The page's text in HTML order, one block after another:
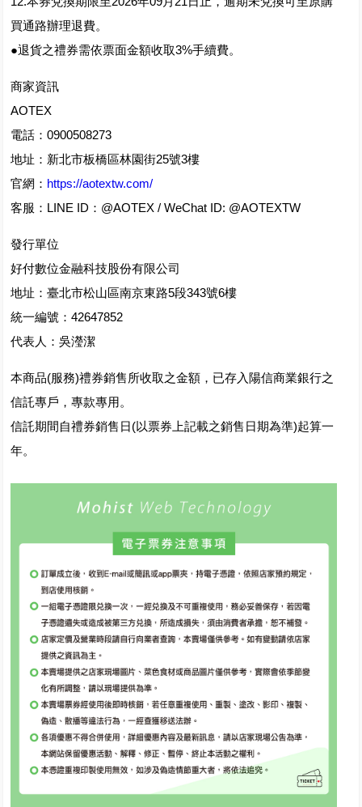
買通路辦理退費。
●退貨之禮券需依票面金額收取3%手續費。
商家資訊
AOTEX
電話：0900508273
地址：新北市板橋區林園街25號3樓
官網： https://aotextw.com/
客服：LINE ID：@AOTEX / WeChat ID: @AOTEXTW
發行單位
好付數位金融科技股份有限公司
地址：臺北市松山區南京東路5段343號6樓
統一編號：42647852
代表人：吳瀅潔
本商品(服務)禮券銷售所收取之金額，已存入陽信商業銀行之
信託專戶，專款專用。
信託期間自禮券銷售日(以票券上記載之銷售日期為準)起算一
年。